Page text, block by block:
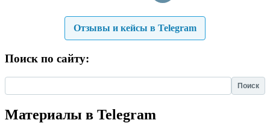
Отзывы и кейсы в Telegram
Поиск по сайту:
Материалы в Telegram